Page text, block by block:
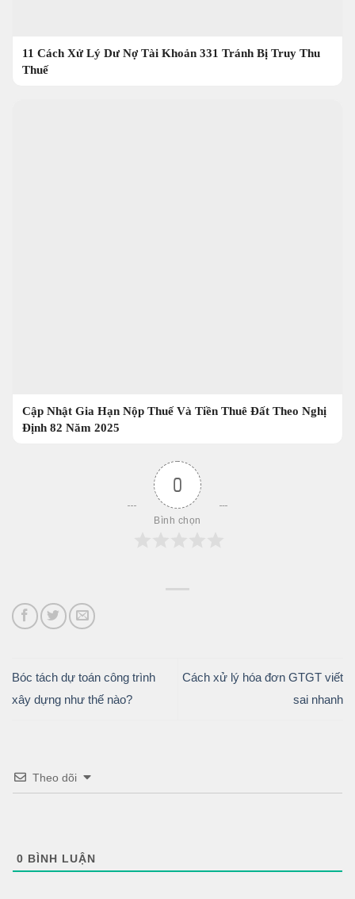
11 Cách Xử Lý Dư Nợ Tài Khoản 331 Tránh Bị Truy Thu
Thuế
Cập Nhật Gia Hạn Nộp Thuế Và Tiền Thuê Đất Theo Nghị
Định 82 Năm 2025
0
Bình chọn
Bóc tách dự toán công trình
xây dựng như thế nào?
Cách xử lý hóa đơn GTGT viết
sai nhanh
Theo dõi
0 BÌNH LUẬN